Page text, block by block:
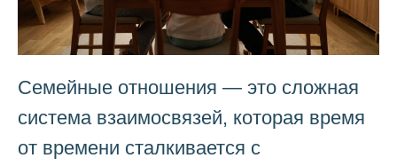
Семейные отношения — это сложная
система взаимосвязей, которая время
от времени сталкивается с